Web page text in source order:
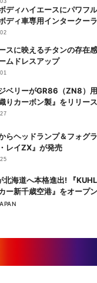
ディハイエースにパワフ
ディ車専用インタークー
スに映えるチタンの存在
ムドレスアップ
ベリーがGR86（ZN8）
りカーボン製』をリリース
らヘッドランプ＆フォグ
レイZX』が発売
北海道へ本格進出! 『
ー新千歳空港』をオープン